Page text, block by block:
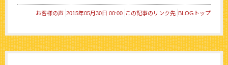
お客様の声 2015年05月30日 00:00 この記事のリンク先 BLOGトップ